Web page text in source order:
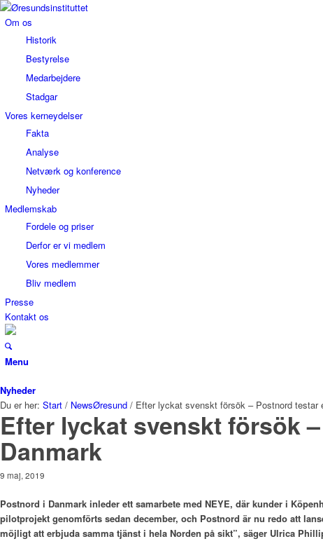
Om os
Historik
Bestyrelse
Medarbejdere
Stadgar
Vores kerneydelser
Fakta
Analyse
Netværk og konference
Nyheder
Medlemskab
Fordele og priser
Derfor er vi medlem
Vores medlemmer
Bliv medlem
Presse
Kontakt os
Menu
Nyheder
Du er her: Start / NewsØresund / Efter lyckat svenskt försök – Postnord testar
Efter lyckat svenskt försök
Danmark
9 maj, 2019
Postnord i Danmark inleder ett samarbete med NEYE, där kunder i
pilotprojekt genomförts sedan december, och Postnord är nu redo att
möjligt att erbjuda samma tjänst i hela Norden på sikt”, säger Ulrica